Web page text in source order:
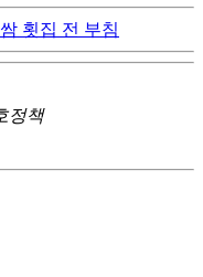
횟집 전 부침
정책